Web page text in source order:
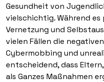
Gesundheit von
vielschichtig. Während
Vernetzung und
vielen Fällen die
Cybermobbing und
entscheidend, dass
als Ganzes Maßnahmen